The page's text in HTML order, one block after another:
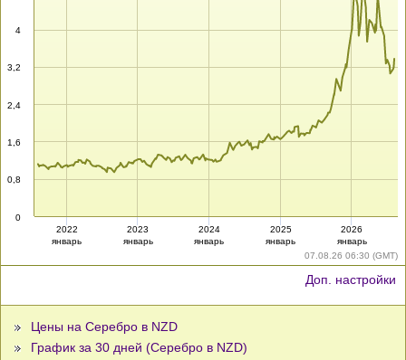
07.08.26 06:30 (GMT)
0
0,8
1,6
2,4
3,2
4
2022
январь
2023
январь
2024
январь
2025
январь
2026
январь
Доп. настройки
Цены на Серебро в NZD
График за 30 дней (Серебро в NZD)